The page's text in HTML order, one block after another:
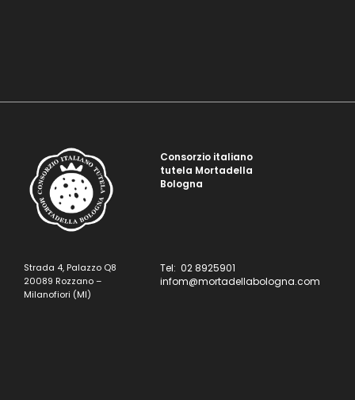
Consorzio italiano
tutela Mortadella
Bologna
Strada 4, Palazzo Q8
20089 Rozzano –
Milanofiori (MI)
Tel: 02 8925901
infom@mortadellabologna.com